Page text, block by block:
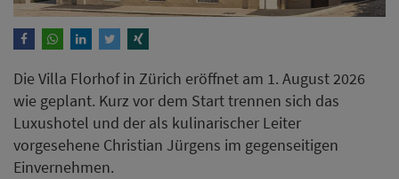
Die Villa Florhof in Zürich eröffnet am 1. August 2026
wie geplant. Kurz vor dem Start trennen sich das
Luxushotel und der als kulinarischer Leiter
vorgesehene Christian Jürgens im gegenseitigen
Einvernehmen.